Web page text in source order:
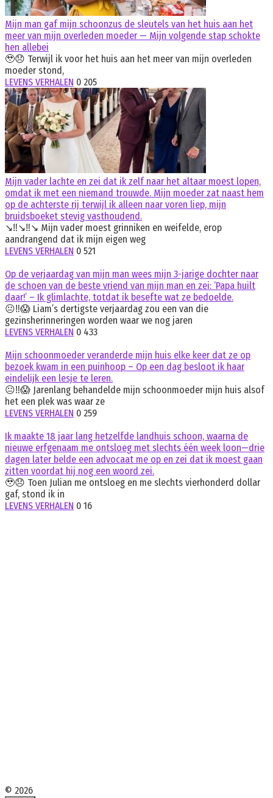
Mijn man gaf mijn schoonzus de sleutels van het huis aan het
meer van mijn overleden moeder — Mijn volgende stap schokte
hen allebei
🥹😞 Terwijl ik voor het huis aan het meer van mijn overleden
moeder stond,
LEVENS VERHALEN 0 205
Mijn vader lachte en zei dat ik zelf naar het altaar moest lopen,
omdat ik met een niemand trouwde. Mijn moeder zat naast hem
op de achterste rij terwijl ik alleen naar voren liep, mijn
bruidsboeket stevig vasthoudend.
↘️‼️↘️‼️↘️ Mijn vader moest grinniken en weifelde, erop
aandrangend dat ik mijn eigen weg
LEVENS VERHALEN 0 521
Op de verjaardag van mijn man wees mijn 3-jarige dochter naar
de schoen van de beste vriend van mijn man en zei: ‘Papa huilt
daar!’ – Ik glimlachte, totdat ik besefte wat ze bedoelde.
😐‼️😱 Liam’s dertigste verjaardag zou een van die
gezinsherinneringen worden waar we nog jaren
LEVENS VERHALEN 0 433
Mijn schoonmoeder veranderde mijn huis elke keer dat ze op
bezoek kwam in een puinhoop – Op een dag besloot ik haar
eindelijk een lesje te leren.
😐‼️😱 Jarenlang behandelde mijn schoonmoeder mijn huis alsof
het een plek was waar ze
LEVENS VERHALEN 0 259
Ik maakte 18 jaar lang hetzelfde landhuis schoon, waarna de
nieuwe erfgenaam me ontsloeg met slechts één week loon—drie
dagen later belde een advocaat me op en zei dat ik moest gaan
zitten voordat hij nog een woord zei.
🥹😞 Toen Julian me ontsloeg en me slechts vierhonderd dollar
gaf, stond ik in
LEVENS VERHALEN 0 16
© 2026